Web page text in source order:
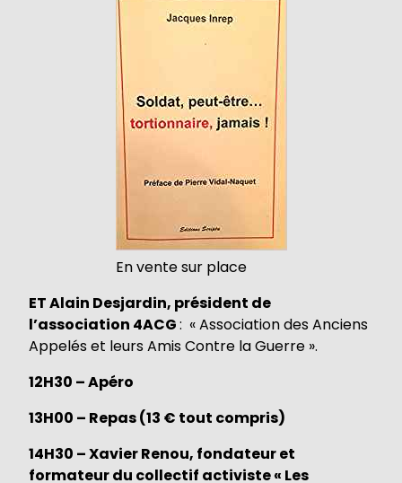
En vente sur place
ET Alain Desjardin, président de
l’association 4ACG: « Association des Anciens
Appelés et leurs Amis Contre la Guerre ».
12H30 – Apéro
13H00 – Repas (13 € tout compris)
14H30 – Xavier Renou, fondateur et
formateur du collectif activiste « Les